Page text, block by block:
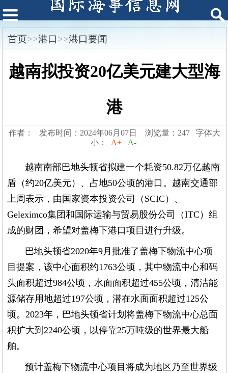
首页>>港口>>港口要闻
越南拟投资20亿美元建大型海
港
作者： 发布时间：2024年06月07日 浏览量：247 字体大
小：
A+ A-
越南南部巴地头顿省拟建一个耗资50.82万亿越南
盾（约20亿美元）、占地50公顷的港口。越南交通部
上周表示，由国家资本投资公司（SCIC）、
Geleximco集团和国际运输与贸易股份公司（ITC）组
成的财团，希望对盖梅下港口项目进行升级。
巴地头顿省2020年9月批准了盖梅下物流中心项
目提案，该中心面积约1763公顷，其中物流中心和码
头面积超过984公顷，水面面积超过455公顷，清洁能
源储存用地超过197公顷，潜在水面面积超过125公
顷。2023年，巴地头顿省计划将盖梅下物流中心总面
积扩大到2240公顷，以停靠25万吨级的世界最大船
舶。
预计盖梅下物流中心项目将成为地区乃至世界级